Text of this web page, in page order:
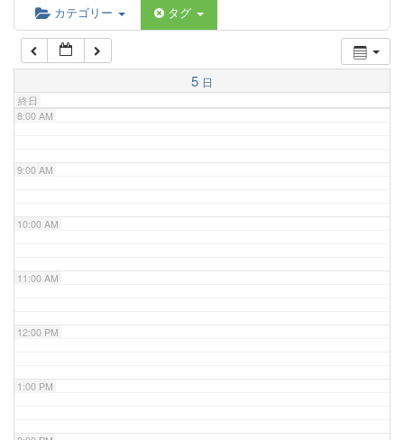
カテゴリー タグ
5 日
終日
6:00 AM
7:00 AM
8:00 AM
9:00 AM
10:00 AM
11:00 AM
12:00 PM
1:00 PM